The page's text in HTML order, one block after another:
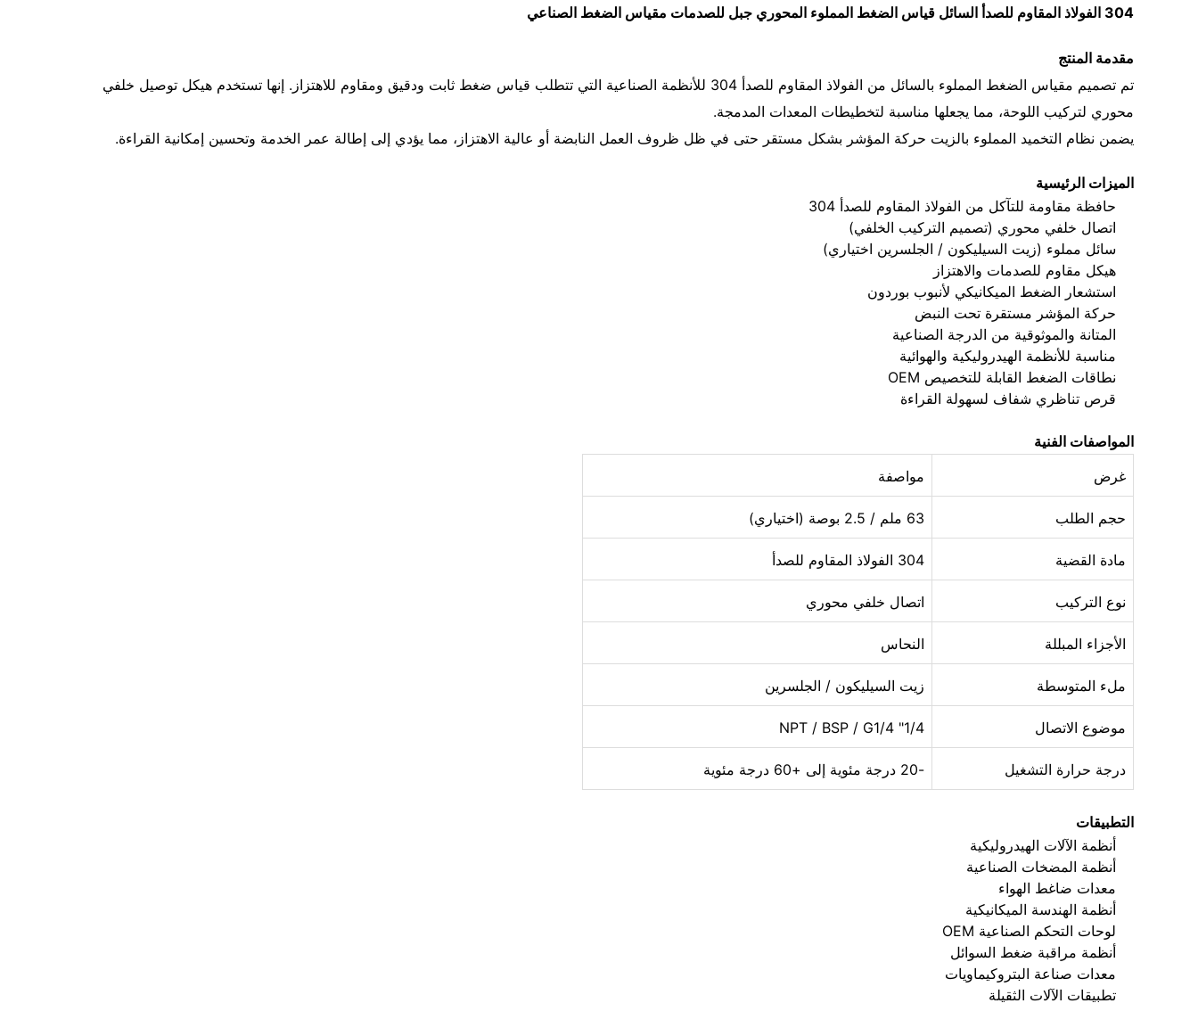
304 الفولاذ المقاوم للصدأ السائل قياس الضغط المملوء المحوري جبل للصدمات مقياس الضغط الصناعي
مقدمة المنتج
تم تصميم مقياس الضغط المملوء بالسائل من الفولاذ المقاوم للصدأ 304 للأنظمة الصناعية التي تتطلب قياس ضغط ثابت ودقيق ومقاوم للاهتزاز. إنها تستخدم هيكل توصيل خلفي
محوري لتركيب اللوحة، مما يجعلها مناسبة لتخطيطات المعدات المدمجة.
يضمن نظام التخميد المملوء بالزيت حركة المؤشر بشكل مستقر حتى في ظل ظروف العمل النابضة أو عالية الاهتزاز، مما يؤدي إلى إطالة عمر الخدمة وتحسين إمكانية القراءة.
الميزات الرئيسية
حافظة مقاومة للتآكل من الفولاذ المقاوم للصدأ 304
اتصال خلفي محوري (تصميم التركيب الخلفي)
سائل مملوء (زيت السيليكون / الجلسرين اختياري)
هيكل مقاوم للصدمات والاهتزاز
استشعار الضغط الميكانيكي لأنبوب بوردون
حركة المؤشر مستقرة تحت النبض
المتانة والموثوقية من الدرجة الصناعية
مناسبة للأنظمة الهيدروليكية والهوائية
نطاقات الضغط القابلة للتخصيص OEM
قرص تناظري شفاف لسهولة القراءة
المواصفات الفنية
غرض
مواصفة
حجم الطلب 63 ملم / 2.5 بوصة (اختياري)
مادة القضية 304 الفولاذ المقاوم للصدأ
نوع التركيب اتصال خلفي محوري
الأجزاء المبللة النحاس
ملء المتوسطة زيت السيليكون / الجلسرين
موضوع الاتصال 1/4" NPT / BSP / G1/4
درجة حرارة التشغيل -20 درجة مئوية إلى +60 درجة مئوية
التطبيقات
أنظمة الآلات الهيدروليكية
أنظمة المضخات الصناعية
معدات ضاغط الهواء
أنظمة الهندسة الميكانيكية
لوحات التحكم الصناعية OEM
أنظمة مراقبة ضغط السوائل
معدات صناعة البتروكيماويات
تطبيقات الآلات الثقيلة